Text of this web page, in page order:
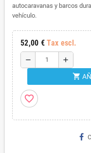
autocaravanas y barcos
vehículo.
52,00 € Tax escl.
remove add
shopping_cart
favorite_border